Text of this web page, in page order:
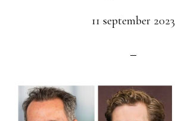
11 september 2023